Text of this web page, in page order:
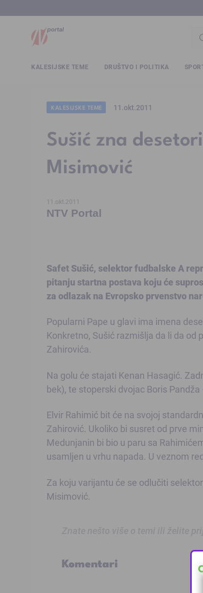
KALESIJSKE TEME DRUŠTVO I POLITIKA
KALESIJSKE TEME 11.okt.2011
Sušić zna
Misimović
11.okt.2011
NTV Portal
Safet Sušić, selektor fudbalske A
pitanju startna postava koju će
za odlazak na Evropsko prvenstvo
Popularni Pape u glavi ima imena
Konkretno, Sušić razmišlja da li da od
Zahirovića.
Na golu će stajati Kenan Hasagić.
bek), te stoperski dvojac Boris Pandža
Elvir Rahimić bit će na svojoj
Zahirović. Ukoliko bi susret od prve
Medunjanin bi bio u paru sa
usamljen u vrhu napada. U veznom
Za koju varijantu će se odlučiti
Misimović.
Komentari